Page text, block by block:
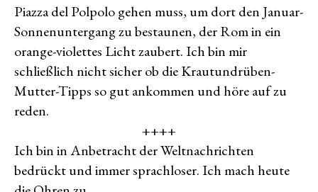
Piazza del Polpolo gehen muss, um dort den Januar-
Sonnenuntergang zu bestaunen, der Rom in ein
orange-violettes Licht zaubert. Ich bin mir
schließlich nicht sicher ob die Krautundrüben-
Mutter-Tipps so gut ankommen und höre auf zu
reden.
++++
Ich bin in Anbetracht der Weltnachrichten
bedrückt und immer sprachloser. Ich mach heute